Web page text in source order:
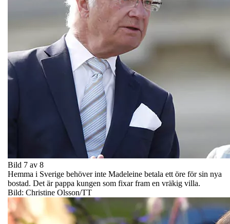
Bild 7 av 8
Hemma i Sverige behöver inte Madeleine betala ett öre för sin nya
bostad. Det är pappa kungen som fixar fram en vräkig villa.
Bild: Christine Olsson/TT